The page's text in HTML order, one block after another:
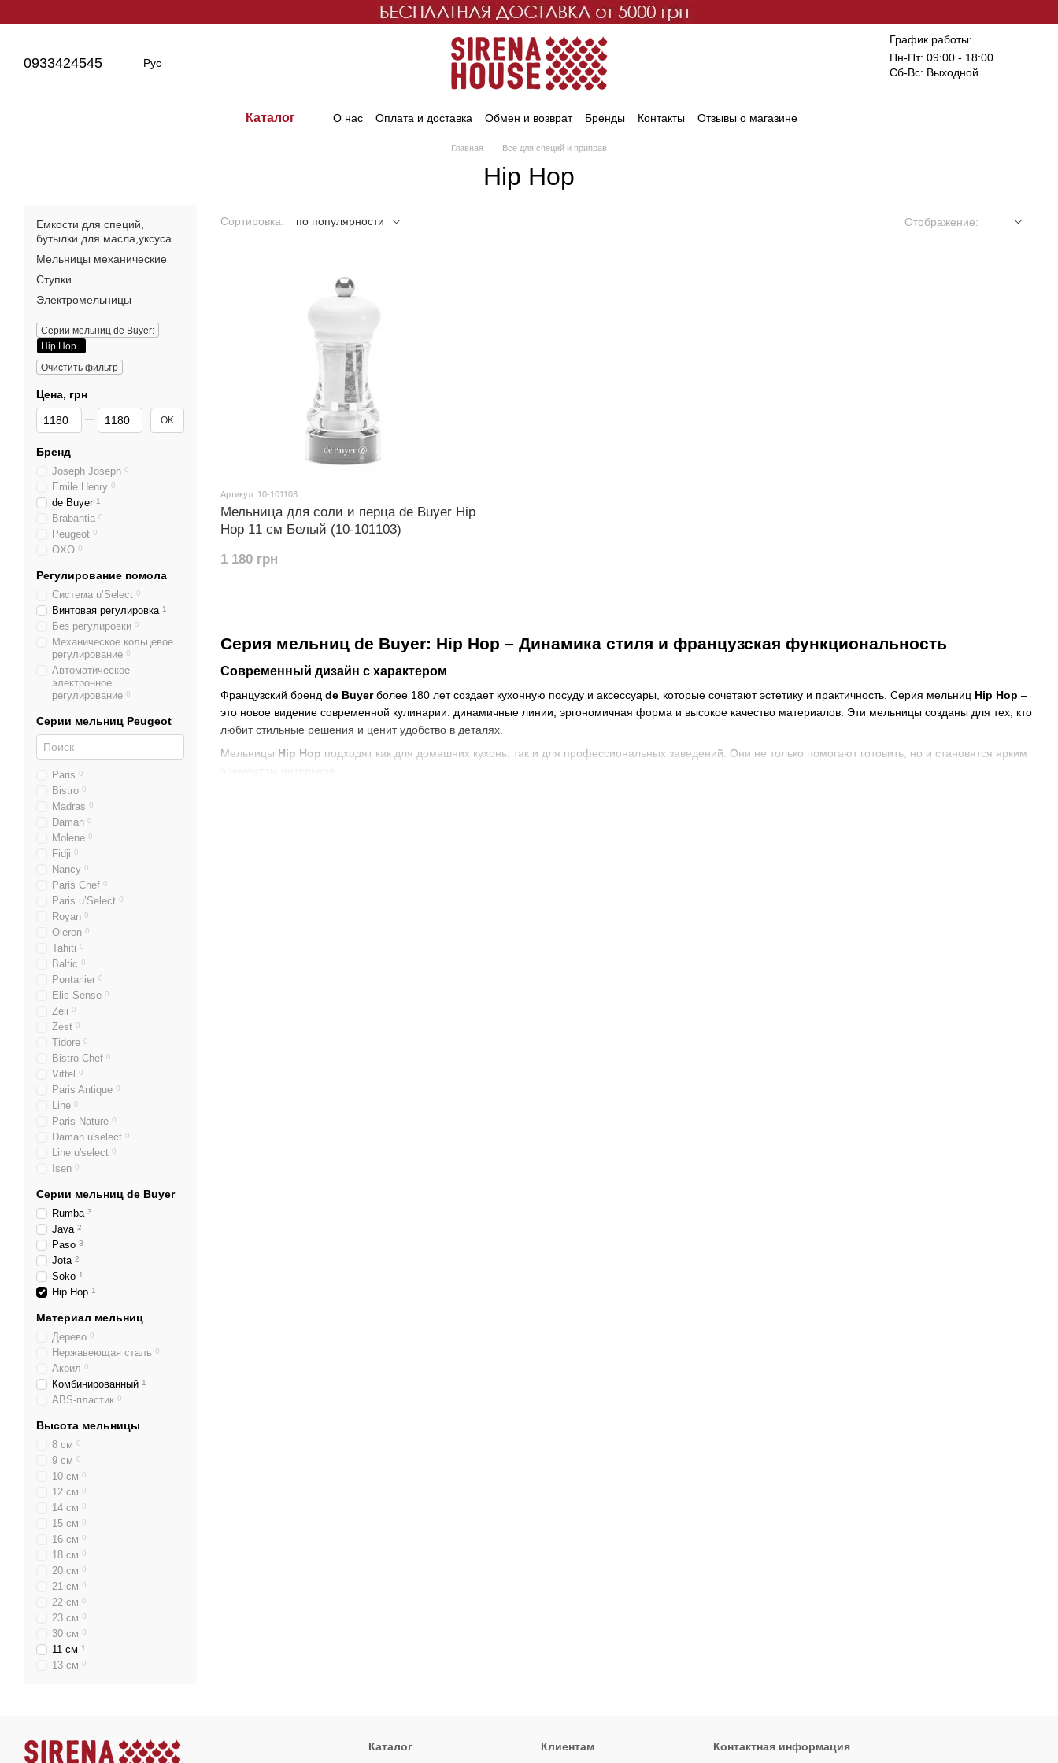
0933424545 Рус
График работы:
Пн-Пт: 09:00 - 18:00
Сб-Вс: Выходной
Каталог О нас Оплата и доставка Обмен и возврат Бренды Контакты Отзывы о магазине
Главная Все для специй и приправ
Hip Hop
Сортировка: по популярности Отображение:
Серия мельниц de Buyer: Hip Hop – Динамика стиля и французская функциональность
Современный дизайн с характером
Французский бренд de Buyerболее 180 лет создает кухонную посуду и аксессуары, которые сочетают эстетику и практичность. Серия мельниц Hip Hop –
это новое видение современной кулинарии: динамичные линии, эргономичная форма и высокое качество материалов. Эти мельницы созданы для тех, кто
любит стильные решения и ценит удобство в деталях.
Мельницы Hip Hop подходят как для домашних кухонь, так и для профессиональных заведений. Они не только помогают готовить, но и становятся ярким
Артикул: 10-101103
Мельница для соли и перца de Buyer Hip
Hop 11 см Белый (10-101103)
1 180 грн
Емкости для специй,
бутылки для масла,уксуса
Мельницы механические
Ступки
Электромельницы
Серии мельниц de Buyer:
Hip Hop
Очистить фильтр
Цена, грн
От Цена, грн
До Цена, грн OK
Бренд
Joseph Joseph 0
Emile Henry 0
de Buyer 1
Brabantia 0
Peugeot 0
OXO 0
Регулирование помола
Система u’Select 0
Винтовая регулировка 1
Без регулировки 0
Механическое кольцевое
регулирование 0
Автоматическое
электронное
регулирование 0
Серии мельниц Peugeot
Paris 0
Bistro 0
Madras 0
Daman 0
Molene 0
Fidji 0
Nancy 0
Paris Chef 0
Paris u’Select 0
Royan 0
Oleron 0
Tahiti 0
Baltic 0
Pontarlier 0
Elis Sense 0
Zeli 0
Zest 0
Tidore 0
Bistro Chef 0
Vittel 0
Paris Antique 0
Line 0
Paris Nature 0
Daman u'select 0
Line u'select 0
Isen 0
Серии мельниц de Buyer
Rumba 3
Java 2
Paso 3
Jota 2
Soko 1
Hip Hop 1
Материал мельниц
Дерево 0
Нержавеющая сталь 0
Акрил 0
Комбинированный 1
ABS-пластик 0
Высота мельницы
8 см 0
9 см 0
10 см 0
12 см 0
14 см 0
15 см 0
16 см 0
18 см 0
20 см 0
21 см 0
22 см 0
23 см 0
30 см 0
11 см 1
13 см 0
Каталог Клиентам Контактная информация